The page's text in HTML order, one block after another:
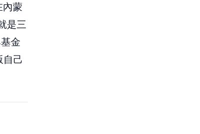
內蒙
是三
金
自己